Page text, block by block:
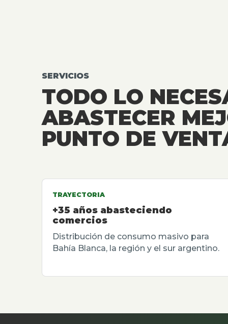
SERVICIOS
TODO LO
ABASTECER
PUNTO DE
TRAYECTORIA
+35 años abasteciendo
comercios
Distribución de consumo masivo para
Bahía Blanca, la región y el sur argentino.